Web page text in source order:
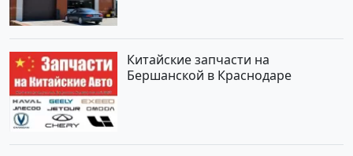
Китайские запчасти на
Бершанской в Краснодаре